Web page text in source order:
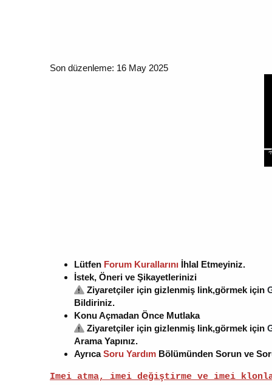
Son düzenleme: 16 May 2025
Lütfen Forum Kurallarını İhlal Etmeyiniz.
İstek, Öneri ve Şikayetlerinizi
Ziyaretçiler için gizlenmiş link,görmek için
Bildiriniz.
Konu Açmadan Önce Mutlaka
Ziyaretçiler için gizlenmiş link,görmek için
Arama Yapınız.
AyrıcaSoru Yardım Bölümünden Sorun ve
Imei atma, imei değiştirme ve imei